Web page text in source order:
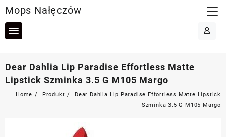
to
content
Mops Nałęczów
Dear Dahlia Lip Paradise Effortless Matte
Lipstick Szminka 3.5 G M105 Margo
Home Produkt
Dear Dahlia Lip Paradise Effortless Matte Lipstick
Szminka 3.5 G M105 Margo